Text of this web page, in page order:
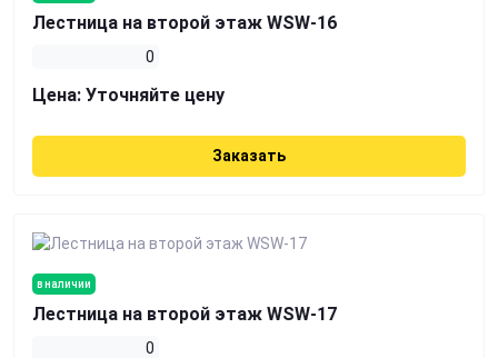
Лестница на второй этаж WSW-16
0
Цена: Уточняйте цену
Заказать
в наличии
Лестница на второй этаж WSW-17
0